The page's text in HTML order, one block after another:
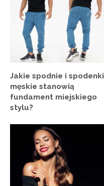
Jakie spodnie i spodenki
męskie stanowią
fundament miejskiego
stylu?